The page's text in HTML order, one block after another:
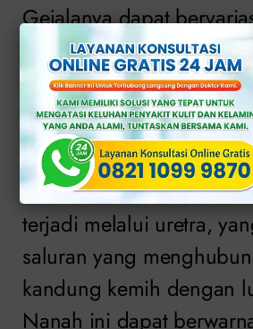
Gejalanya dapat
dan wanita. Berikut
dapat muncul termasuk:
Keluarnya nanah
Pada pria, keluarnya
terjadi melalui uretra,
saluran yang
kandung kemih dengan
Nanah ini dapat